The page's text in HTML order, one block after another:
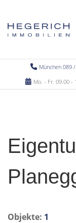
München 089
Mo. - Fr. 09.00 -
Objekte: 1